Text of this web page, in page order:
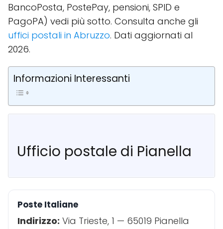
BancoPosta, PostePay, pensioni, SPID e
PagoPA) vedi più sotto. Consulta anche gli
uffici postali in Abruzzo. Dati aggiornati al
2026.
Informazioni Interessanti
Ufficio postale di Pianella
Poste Italiane
Indirizzo: Via Trieste, 1 — 65019 Pianella